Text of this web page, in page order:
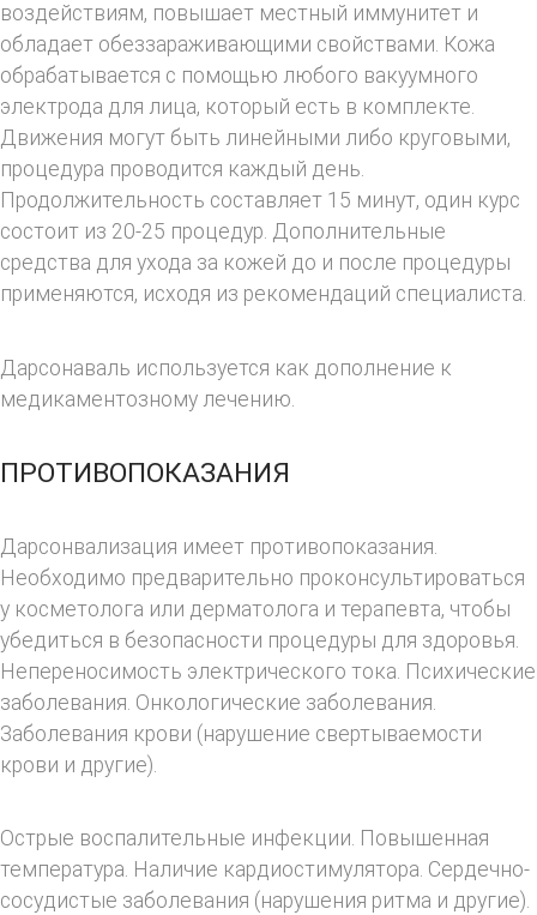
воздействиям, повышает местный иммунитет и
обладает обеззараживающими свойствами. Кожа
обрабатывается с помощью любого вакуумного
электрода для лица, который есть в комплекте.
Движения могут быть линейными либо круговыми,
процедура проводится каждый день.
Продолжительность составляет 15 минут, один курс
состоит из 20-25 процедур. Дополнительные
средства для ухода за кожей до и после процедуры
применяются, исходя из рекомендаций специалиста.
Дарсонаваль используется как дополнение к
медикаментозному лечению.
ПРОТИВОПОКАЗАНИЯ
Дарсонвализация имеет противопоказания.
Необходимо предварительно проконсультироваться
у косметолога или дерматолога и терапевта, чтобы
убедиться в безопасности процедуры для здоровья.
Непереносимость электрического тока. Психические
заболевания. Онкологические заболевания.
Заболевания крови (нарушение свертываемости
крови и другие).
Острые воспалительные инфекции. Повышенная
температура. Наличие кардиостимулятора. Сердечно-
сосудистые заболевания (нарушения ритма и другие).